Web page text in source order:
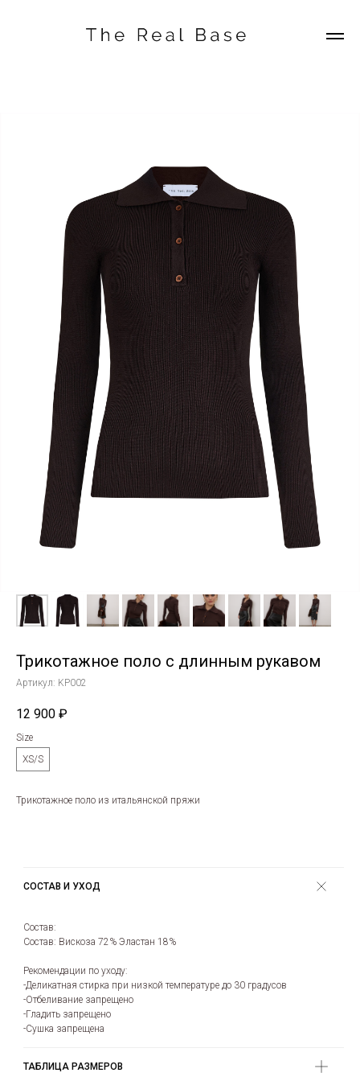
Трикотажное поло с длинным рукавом
Артикул: KP002
12 900 ₽
Size
XS/S
Трикотажное поло из итальянской пряжи
СОСТАВ И УХОД
Состав:
Состав: Вискоза 72% Эластан 18%
Рекомендации по уходу:
-Деликатная стирка при низкой температуре до 30 градусов
-Отбеливание запрещено
-Гладить запрещено
-Сушка запрещена
ТАБЛИЦА РАЗМЕРОВ